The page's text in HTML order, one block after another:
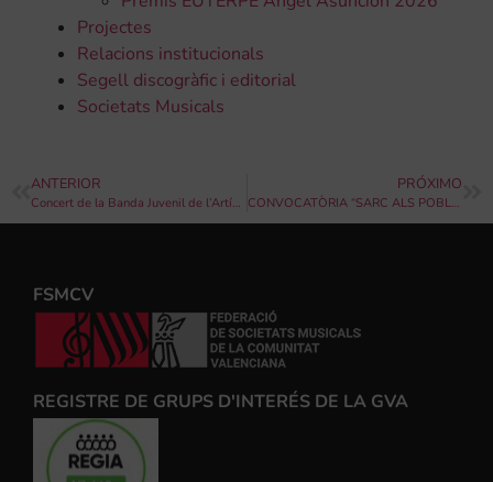
Projectes
Relacions institucionals
Segell discogràfic i editorial
Societats Musicals
ANTERIOR
Concert de la Banda Juvenil de l’Artística Manisense
PRÓXIMO
CONVOCATÒRIA “SARC ALS POBLES” 2023
FSMCV
REGISTRE DE GRUPS D'INTERÉS DE LA GVA